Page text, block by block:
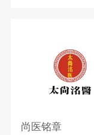
尚医铭章